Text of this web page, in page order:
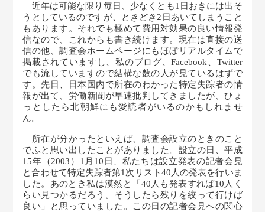
近年は可能な限り毎日、少なくとも1日おきには出そ
うとしているのですが、ときどき2日あいてしまうこと
もあります。それでも極めて費用対効果の良い情報発
信なので、これからも書き続けます。現在は直接の送
信の他、調査会ホームページにもほぼリアルタイムで
掲載されていますし、私のブログ、Facebook、Twitter
でも流していますので結構な数の人が見ているはずで
す。先日、日本国内で所在のわかった特定失踪者の情
報が出て、労働新聞が早速批判してきましたが、ひょ
っとしたら北朝鮮にも愛読者がいるのかもしれませ
ん。
所在が分かったといえば、調査会設立のときのこと
でふと思い出したことがありました。設立の日、平成
15年（2003）1月10日、私たちは設立発表の記者会見
と合わせて特定失踪者第1次リスト40人の発表を行いま
した。あのとき私は漠然と「40人も発表すれば10人く
らい見つかるだろう。そうしたら残りを絞って行けば
良い」と思っていました。この日の記者会見への関心